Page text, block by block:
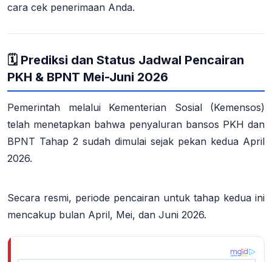
cara cek penerimaan Anda.
🗓️ Prediksi dan Status Jadwal Pencairan
PKH & BPNT Mei-Juni 2026
Pemerintah melalui Kementerian Sosial (Kemensos)
telah menetapkan bahwa penyaluran bansos PKH dan
BPNT Tahap 2 sudah dimulai sejak pekan kedua April
2026.
Secara resmi, periode pencairan untuk tahap kedua ini
mencakup bulan April, Mei, dan Juni 2026.